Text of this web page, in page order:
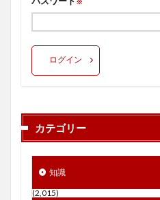
ログイン
カテゴリー
知識
(2,015)